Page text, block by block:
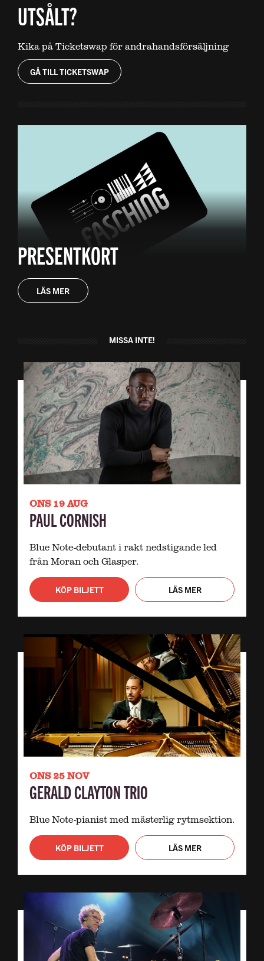
UTSÅLT?
Kika på Ticketswap för andrahandsförsäljning
GÅ TILL TICKETSWAP
PRESENTKORT
LÄS MER
MISSA INTE!
ONS 19 AUG
PAUL CORNISH
Blue Note-debutant i rakt nedstigande led
från Moran och Glasper.
KÖP BILJETT LÄS MER
ONS 25 NOV
GERALD CLAYTON TRIO
Blue Note-pianist med mästerlig rytmsektion.
KÖP BILJETT LÄS MER